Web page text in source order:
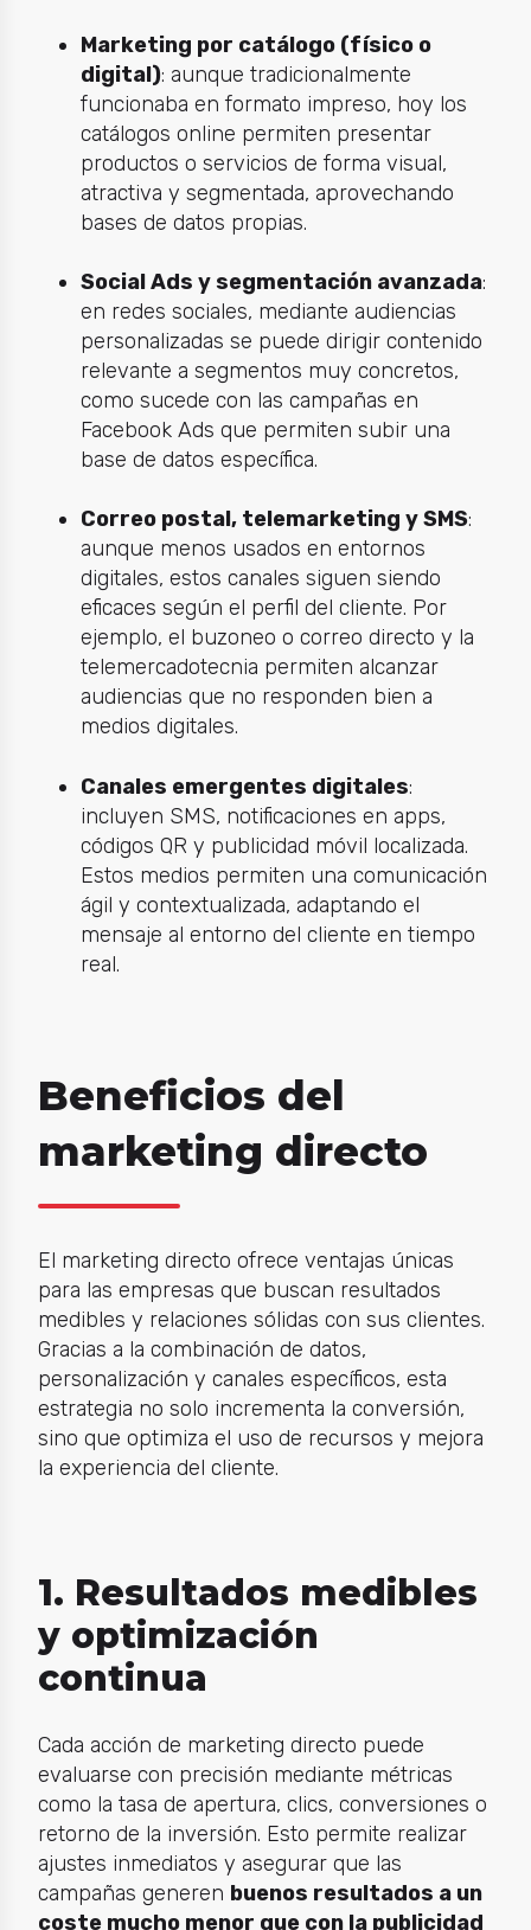
Marketing por catálogo (físico o
digital): aunque tradicionalmente
funcionaba en formato impreso, hoy los
catálogos online permiten presentar
productos o servicios de forma visual,
atractiva y segmentada, aprovechando
bases de datos propias.
Social Ads y segmentación avanzada:
en redes sociales, mediante audiencias
personalizadas se puede dirigir contenido
relevante a segmentos muy concretos,
como sucede con las campañas en
Facebook Ads que permiten subir una
base de datos específica.
Correo postal, telemarketing y SMS:
aunque menos usados en entornos
digitales, estos canales siguen siendo
eficaces según el perfil del cliente. Por
ejemplo, el buzoneo o correo directo y la
telemercadotecnia permiten alcanzar
audiencias que no responden bien a
medios digitales.
Canales emergentes digitales:
incluyen SMS, notificaciones en apps,
códigos QR y publicidad móvil localizada.
Estos medios permiten una comunicación
ágil y contextualizada, adaptando el
mensaje al entorno del cliente en tiempo
real.
Beneficios del
marketing directo
El marketing directo ofrece ventajas únicas
para las empresas que buscan resultados
medibles y relaciones sólidas con sus clientes.
Gracias a la combinación de datos,
personalización y canales específicos, esta
estrategia no solo incrementa la conversión,
sino que optimiza el uso de recursos y mejora
la experiencia del cliente.
1. Resultados medibles
y optimización
continua
Cada acción de marketing directo puede
evaluarse con precisión mediante métricas
como la tasa de apertura, clics, conversiones o
retorno de la inversión. Esto permite realizar
ajustes inmediatos y asegurar que las
campañas generen buenos resultados a un
coste mucho menor que con la publicidad